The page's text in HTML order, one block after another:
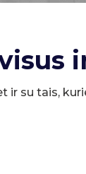
ir su tais,